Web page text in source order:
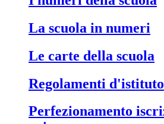
la scuola in numeri
le carte della scuola
regolamenti d'istituto
perfezionamento iscrizioni classi